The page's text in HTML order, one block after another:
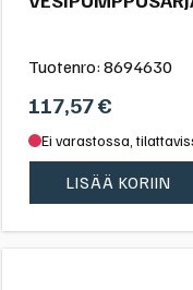
Tuotenro: 8694630
117,57€
Ei varastossa,
LISÄÄ KORIIN